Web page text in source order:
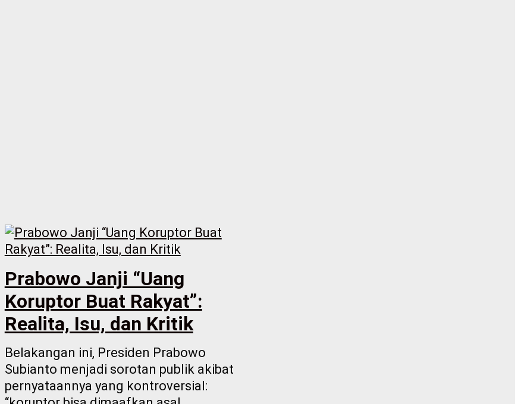
Prabowo Janji “Uang
Koruptor Buat Rakyat”:
Realita, Isu, dan Kritik
Belakangan ini, Presiden Prabowo
Subianto menjadi sorotan publik akibat
pernyataannya yang kontroversial: